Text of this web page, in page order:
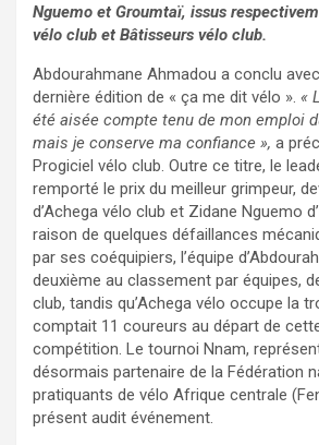
Nguemo et Groumtaï, issus
vélo club et Bâtisseurs vélo club.
Abdourahmane Ahmadou a conclu
dernière édition de « ça me dit vélo ». «
été aisée compte tenu de mon emploi
mais je conserve ma confiance », a
Progiciel vélo club. Outre ce titre, le
remporté le prix du meilleur grimpeur,
d’Achega vélo club et Zidane Nguemo
raison de quelques défaillances
par ses coéquipiers, l’équipe
deuxième au classement par équipes,
club, tandis qu’Achega vélo occupe la
comptait 11 coureurs au départ de
compétition. Le tournoi Nnam,
désormais partenaire de la Fédération
pratiquants de vélo Afrique centrale
présent audit événement.